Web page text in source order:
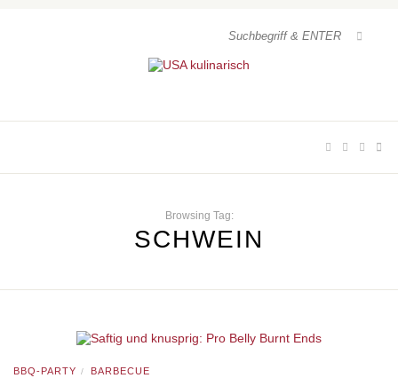
Browsing Tag:
SCHWEIN
BBQ-PARTY / BARBECUE